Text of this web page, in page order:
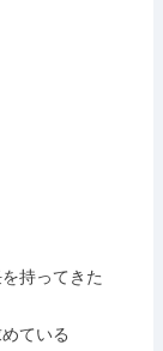
持ってきた
ている